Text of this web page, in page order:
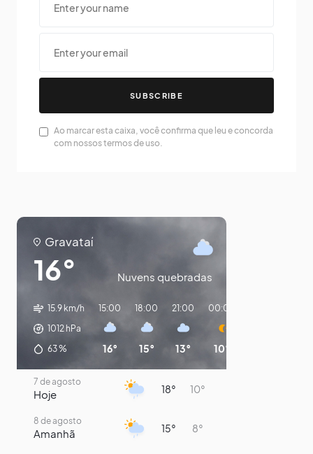
SUBSCRIBE
Ao marcar esta caixa, você confirma que leu e concorda
com nossos termos de uso.
Gravataí
16° Nuvens quebradas
15.9 km/h
1012 hPa
63%
15:00
16°
18:00
15°
21:00
13°
00:00
10°
7 de agosto
Hoje 18° 10°
8 de agosto
Amanhã 15° 8°